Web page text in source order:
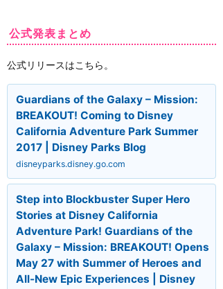
公式発表まとめ
公式リリースはこちら。
Guardians of the Galaxy – Mission:
BREAKOUT! Coming to Disney
California Adventure Park Summer
2017 | Disney Parks Blog
disneyparks.disney.go.com
Step into Blockbuster Super Hero
Stories at Disney California
Adventure Park! Guardians of the
Galaxy – Mission: BREAKOUT! Opens
May 27 with Summer of Heroes and
All-New Epic Experiences | Disney